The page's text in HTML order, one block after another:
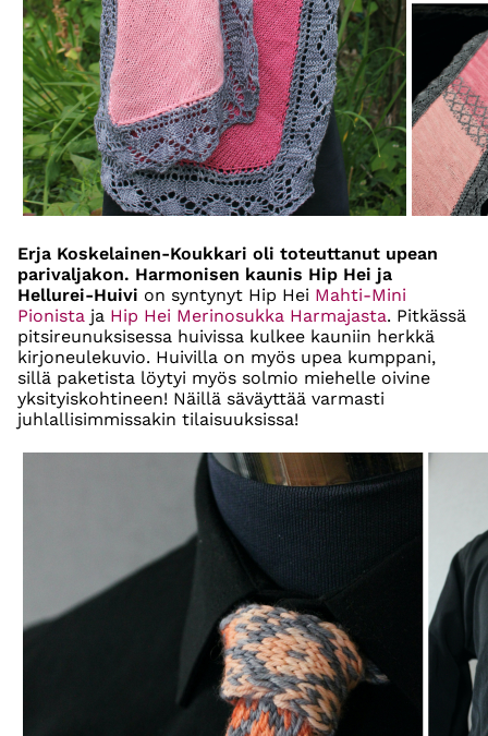
Erja Koskelainen-Koukkari oli toteuttanut upean
parivaljakon. Harmonisen kaunis Hip Hei ja
Hellurei-Huivi on syntynyt Hip Hei Mahti-Mini
Pionista ja Hip Hei Merinosukka Harmajasta. Pitkässä
pitsireunuksisessa huivissa kulkee kauniin herkkä
kirjoneulekuvio. Huivilla on myös upea kumppani,
sillä paketista löytyi myös solmio miehelle oivine
yksityiskohtineen! Näillä säväyttää varmasti
juhlallisimmissakin tilaisuuksissa!